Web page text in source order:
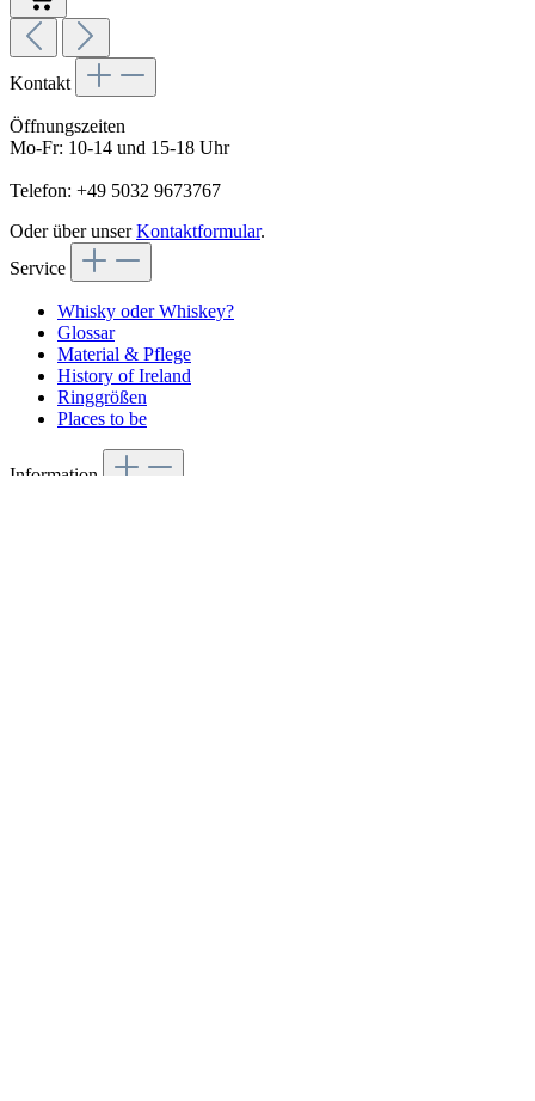
Kontakt
Öffnungszeiten
Mo-Fr: 10-14 und 15-18 Uhr
Telefon: +49 5032 9673767
Oder über unserKontaktformular.
Service
Whisky oder Whiskey?
Glossar
Material & Pflege
History of Ireland
Ringgrößen
Places to be
Information